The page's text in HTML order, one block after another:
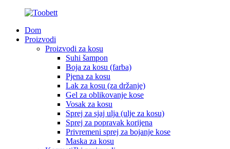
Dom
Proizvodi
Proizvodi za kosu
Suhi šampon
Boja za kosu (farba)
Pjena za kosu
Lak za kosu (za držanje)
Gel za oblikovanje kose
Vosak za kosu
Sprej za sjaj ulja (ulje za kosu)
Sprej za popravak korijena
Privremeni sprej za bojanje kose
Maska za kosu